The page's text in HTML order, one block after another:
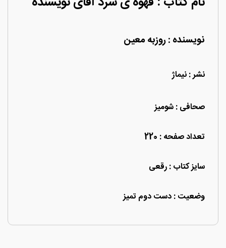
نویسنده : روزبه معین
نشر : نیماژ
صحافی : شومیز
تعداد صفحه : 220
سایز کتاب : رقعی
وضعیت : دست دوم تمیز